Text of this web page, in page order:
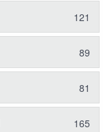
121
89
81
165